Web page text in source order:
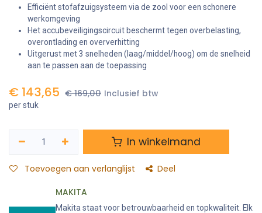
Efficiënt stofafzuigsysteem via de zool voor een schonere
werkomgeving
Het accubeveiligingscircuit beschermt tegen overbelasting,
overontlading en oververhitting
Uitgerust met 3 snelheden (laag/middel/hoog) om de snelheid
aan te passen aan de toepassing
€ 143,65 €169,00 Inclusief btw
per stuk
In winkelmand
Toevoegen aan verlanglijst Deel
MAKITA
Makita staat voor betrouwbaarheid en topkwaliteit. Elk